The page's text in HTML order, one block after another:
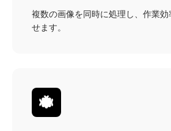
複数の画像を同時に処理し、作業効
せます。